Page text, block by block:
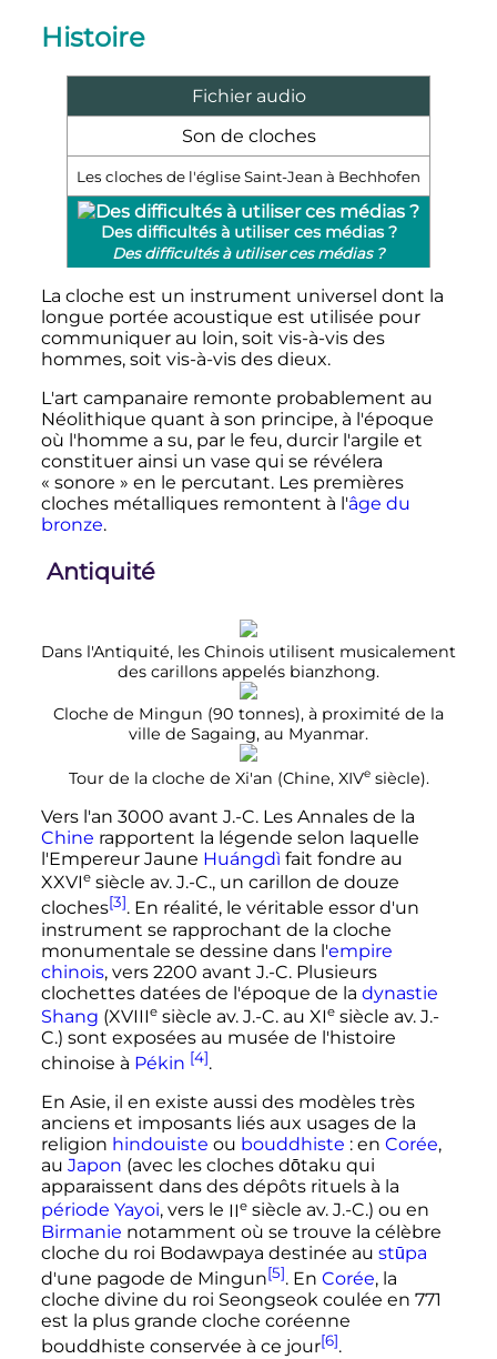
Histoire
Fichier audio
Son de cloches
Les cloches de l'église Saint-Jean à Bechhofen
Des difficultés à utiliser ces médias ?
Des difficultés à utiliser ces médias ?
La cloche est un instrument universel dont la
longue portée acoustique est utilisée pour
communiquer au loin, soit vis-à-vis des
hommes, soit vis-à-vis des dieux.
L'art campanaire remonte probablement au
Néolithique quant à son principe, à l'époque
où l'homme a su, par le feu, durcir l'argile et
constituer ainsi un vase qui se révélera
« sonore » en le percutant. Les premières
cloches métalliques remontent à l'âge du
bronze.
Antiquité
Dans l'Antiquité, les Chinois utilisent musicalement
des carillons appelés bianzhong.
Cloche de Mingun (90 tonnes), à proximité de la
ville de Sagaing, au Myanmar.
Tour de la cloche de Xi'an (Chine, XIVe siècle).
Vers l'an 3000 avant J.-C. Les Annales de la
Chine rapportent la légende selon laquelle
l'Empereur Jaune Huángdì fait fondre au
XXVIesiècle av. J.-C., un carillon de douze
cloches[3]. En réalité, le véritable essor d'un
instrument se rapprochant de la cloche
monumentale se dessine dans l'empire
chinois, vers 2200 avant J.-C. Plusieurs
clochettes datées de l'époque de la dynastie
Shang (XVIIIe siècle av. J.-C.au XIe siècle av. J.-
C.) sont exposées au musée de l'histoire
chinoise à Pékin [4].
En Asie, il en existe aussi des modèles très
anciens et imposants liés aux usages de la
religion hindouiste ou bouddhiste : en Corée,
au Japon (avec les cloches dōtaku qui
apparaissent dans des dépôts rituels à la
période Yayoi, vers le IIe siècle av. J.-C.) ou en
Birmanie notamment où se trouve la célèbre
cloche du roi Bodawpaya destinée au stūpa
d'une pagode de Mingun[5]. En Corée, la
cloche divine du roi Seongseok coulée en 771
est la plus grande cloche coréenne
bouddhiste conservée à ce jour[6].